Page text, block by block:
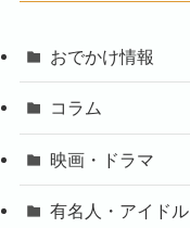
おでかけ情報
コラム
映画・ドラマ
有名人・アイドル